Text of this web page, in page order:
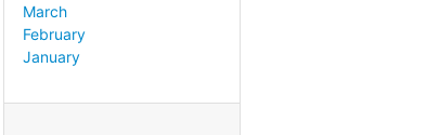
March
February
January